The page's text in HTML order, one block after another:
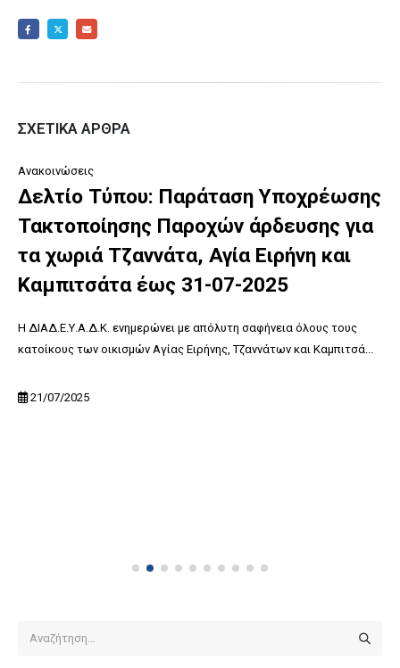
ΣΧΕΤΙΚΆ ΆΡΘΡΑ
Ανακοινώσεις
Δελτίο Τύπου: Παράταση Υποχρέωσης
Τακτοποίησης Παροχών άρδευσης για
τα χωριά Τζαννάτα, Αγία Ειρήνη και
Καμπιτσάτα έως 31-07-2025
Η ΔΙΑΔ.Ε.Υ.Α.Δ.Κ. ενημερώνει με απόλυτη σαφήνεια όλους τους
κατοίκους των οικισμών Αγίας Ειρήνης, Τζαννάτων και Καμπιτσά...
21/07/2025